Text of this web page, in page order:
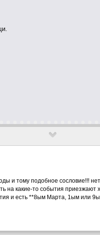
и тому подобное сословие!!!
на какие-то события
и есть **8ым Марта, 1ым